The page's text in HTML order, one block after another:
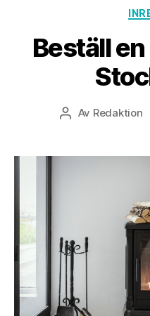
Beställ
Inläggsförfattare
Av Redaktion